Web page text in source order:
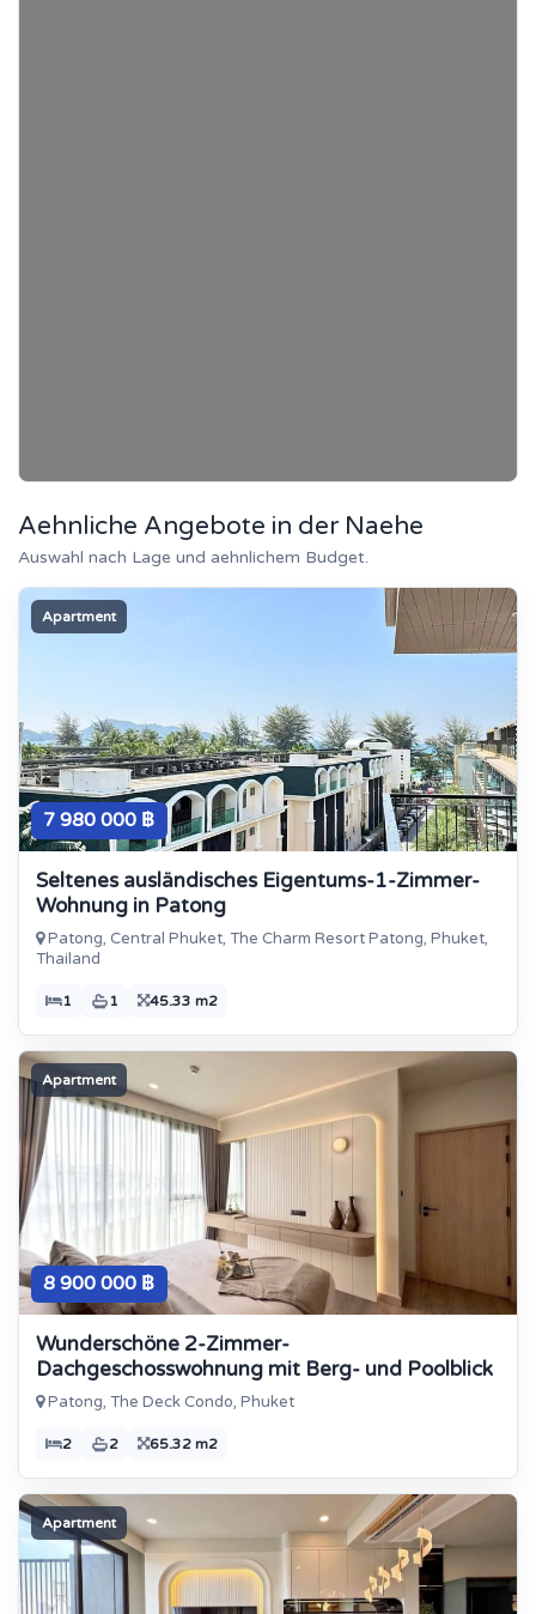
Aehnliche Angebote in der Naehe
Auswahl nach Lage und aehnlichem Budget.
Apartment
7 980 000 ฿
Seltenes ausländisches Eigentums-1-Zimmer-
Wohnung in Patong
Patong, Central Phuket, The Charm Resort Patong, Phuket,
Thailand
1 1 45.33 m2
Apartment
8 900 000 ฿
Wunderschöne 2-Zimmer-
Dachgeschosswohnung mit Berg- und Poolblick
Patong, The Deck Condo, Phuket
2 2 65.32 m2
Apartment